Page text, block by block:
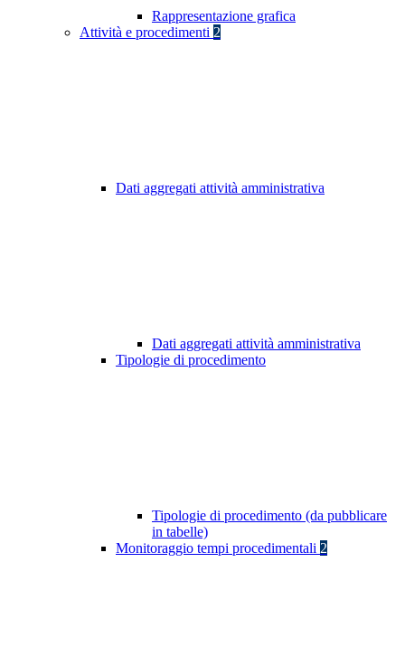
Rappresentazione grafica
Attività e procedimenti 2
Dati aggregati attività amministrativa
Dati aggregati attività amministrativa
Tipologie di procedimento
Tipologie di procedimento (da pubblicare
in tabelle)
Monitoraggio tempi procedimentali 2